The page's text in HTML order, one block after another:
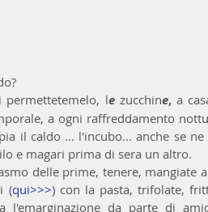
permettetemelo, le zucchine, a
a ogni raffreddamento
il caldo ... l'incubo... anche se
e magari prima di sera un altro.
delle prime, tenere, mangiate
(qui>>>) con la pasta, trifolate,
l'emarginazione da parte di